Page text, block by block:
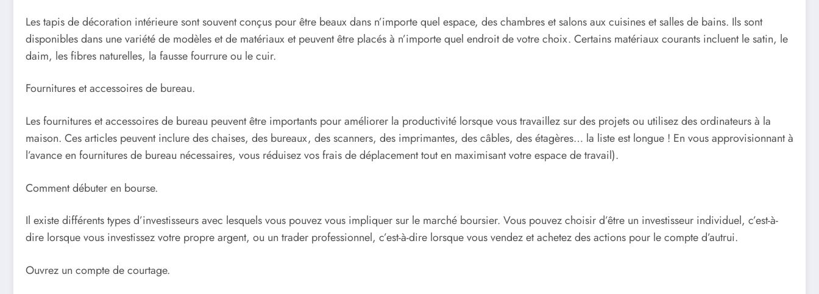
Les tapis de décoration intérieure sont souvent conçus pour être beaux dans n’importe quel espace, des chambres et salons aux cuisines et salles de bains. Ils sont
disponibles dans une variété de modèles et de matériaux et peuvent être placés à n’importe quel endroit de votre choix. Certains matériaux courants incluent le satin, le
daim, les fibres naturelles, la fausse fourrure ou le cuir.
Fournitures et accessoires de bureau.
Les fournitures et accessoires de bureau peuvent être importants pour améliorer la productivité lorsque vous travaillez sur des projets ou utilisez des ordinateurs à la
maison. Ces articles peuvent inclure des chaises, des bureaux, des scanners, des imprimantes, des câbles, des étagères… la liste est longue ! En vous approvisionnant à
l’avance en fournitures de bureau nécessaires, vous réduisez vos frais de déplacement tout en maximisant votre espace de travail).
Comment débuter en bourse.
Il existe différents types d’investisseurs avec lesquels vous pouvez vous impliquer sur le marché boursier. Vous pouvez choisir d’être un investisseur individuel, c’est-à-
dire lorsque vous investissez votre propre argent, ou un trader professionnel, c’est-à-dire lorsque vous vendez et achetez des actions pour le compte d’autrui.
Ouvrez un compte de courtage.